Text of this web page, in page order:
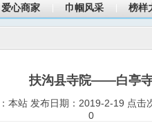
爱心商家 巾帼风采 榜样
扶沟县寺院——白亭
本站 发布日期：2019-2-19 点击
0